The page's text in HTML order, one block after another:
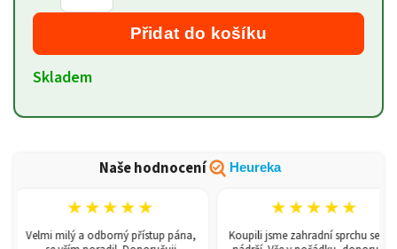
Přidat do košíku
Skladem
Naše hodnocení Heureka
★★★★★
Velmi milý a odborný přístup pána,
★★★★★
Koupili jsme zahradní sprchu se 150l